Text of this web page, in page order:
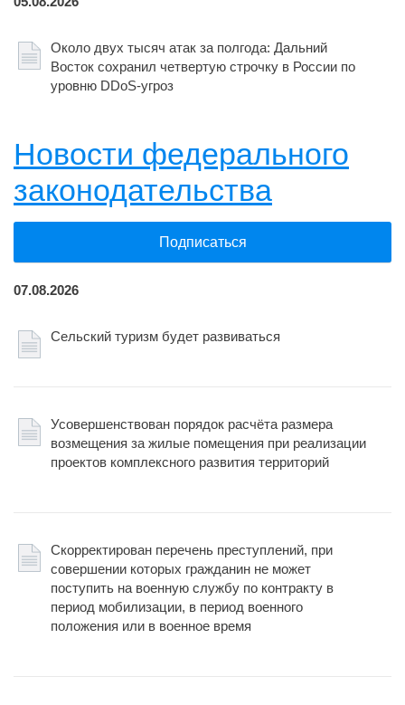
Около двух тысяч атак за полгода: Дальний
Восток сохранил четвертую строчку в России по
уровню DDoS-угроз
Новости федерального
законодательства
Подписаться
07.08.2026
Сельский туризм будет развиваться
Усовершенствован порядок расчёта размера
возмещения за жилые помещения при реализации
проектов комплексного развития территорий
Скорректирован перечень преступлений, при
совершении которых гражданин не может
поступить на военную службу по контракту в
период мобилизации, в период военного
положения или в военное время